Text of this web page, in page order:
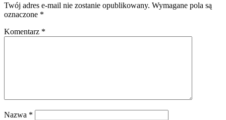
Twój adres e-mail nie zostanie opublikowany. Wymagane pola są
oznaczone *
Komentarz *
Nazwa *